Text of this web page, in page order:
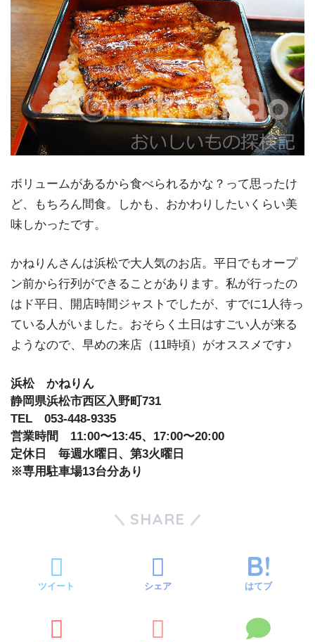
ボリュームがあるから食べられるかな？って思ったけ
ど、もちろん間食。しかも、おかわりしたいくらい美
味しかったです。
かねりんさんは浜松で大人気のお店。平日でもオープ
ン前から行列ができることがあります。私が行ったの
はド平日、開店時間ジャストでしたが、すでに1人待っ
ている人がいました。おそらく土日はすごい人が来る
ようなので、早めの来店（11時頃）がオススメです♪
浜松 かねりん
静岡県浜松市西区入野町731
TEL 053-448-9335
営業時間 11:00〜13:45、17:00〜20:00
定休日 毎週水曜日、第3火曜日
※専用駐車場13台分あり
SHARE
ツイート シェア はてブ